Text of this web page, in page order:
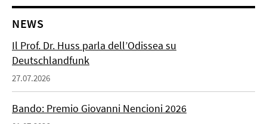
NEWS
Il Prof. Dr. Huss parla dell’Odissea su
Deutschlandfunk
27.07.2026
Bando: Premio Giovanni Nencioni 2026